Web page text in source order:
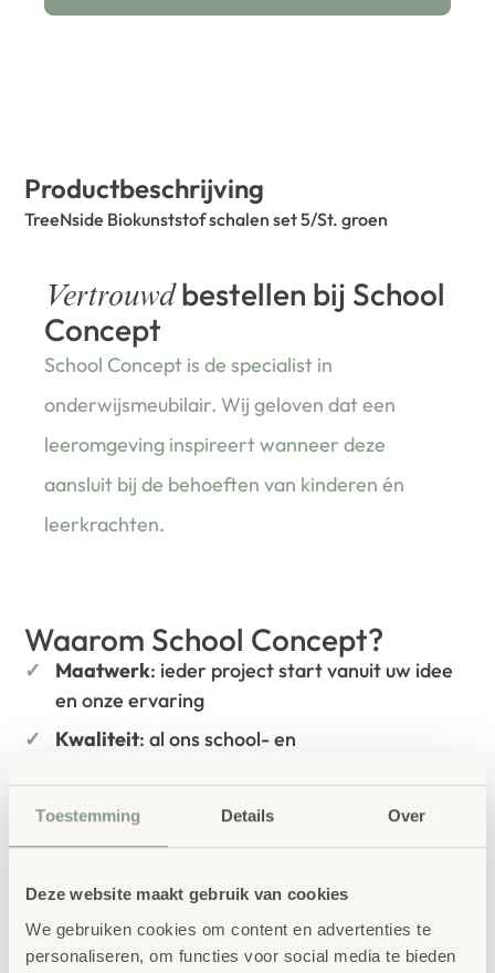
Toestemming Details Over
Deze website maakt gebruik van cookies
We gebruiken cookies om content en advertenties te
personaliseren, om functies voor social media te bieden
Productbeschrijving
TreeNside Biokunststof schalen set 5/St. groen
Vertrouwdbestellen bij School
Concept
School Concept is de specialist in
onderwijsmeubilair. Wij geloven dat een
leeromgeving inspireert wanneer deze
aansluit bij de behoeften van kinderen én
leerkrachten.
Waarom School Concept?
Maatwerk: ieder project start vanuit uw idee
en onze ervaring
Kwaliteit: al ons school- en
100% FSC-gecertificeerd Scandinavisch hout.
Daarnaast zelfs voorzien van het
milieukeurmerkEU-Ecolabel.